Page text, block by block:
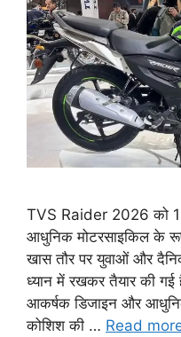
TVS Raider 2026 को
आधुनिक मोटरसाइकिल के
खास तौर पर युवाओं और
ध्यान में रखकर तैयार की
आकर्षक डिजाइन और
कोशिश की … Read